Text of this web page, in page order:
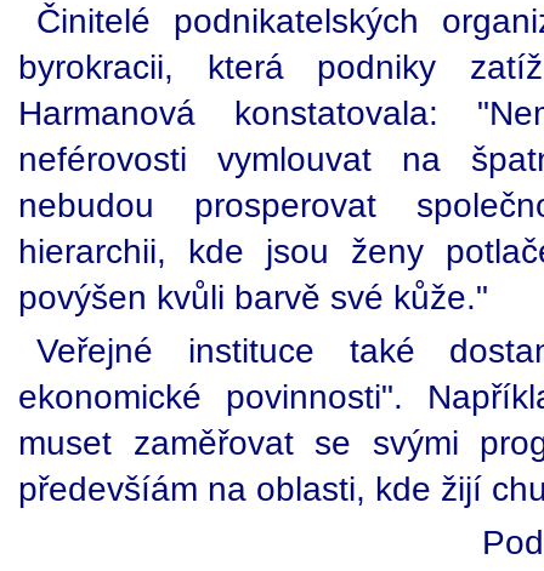
Činitelé podnikatelských
byrokracii, která podniky
Harmanová konstatovala:
neférovosti vymlouvat na
nebudou prosperovat
hierarchii, kde jsou ženy
povýšen kvůli barvě své kůže."
Veřejné instituce také
ekonomické povinnosti".
muset zaměřovat se svými
předevšíám na oblasti, kde žijí